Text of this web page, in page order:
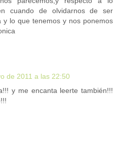
cuando de olvidarnos de ser
y lo que tenemos y nos ponemos
de 2011 a las 22:50
y me encanta leerte también!!!